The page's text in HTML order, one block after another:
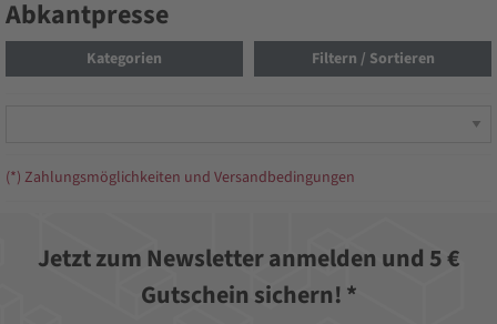
Abkantpresse
Kategorien Filtern / Sortieren
(*) Zahlungsmöglichkeiten und Versandbedingungen
Jetzt zum Newsletter anmelden und 5 €
Gutschein sichern! *